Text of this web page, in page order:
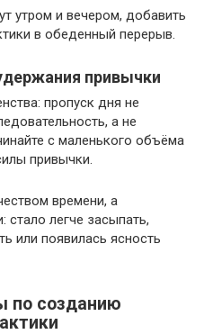
утром и вечером, добавить
в обеденный перерыв.
привычки
пропуск дня не
а не
с маленького объёма
привычки.
времени, а
стало легче засыпать,
или появилась ясность
по созданию